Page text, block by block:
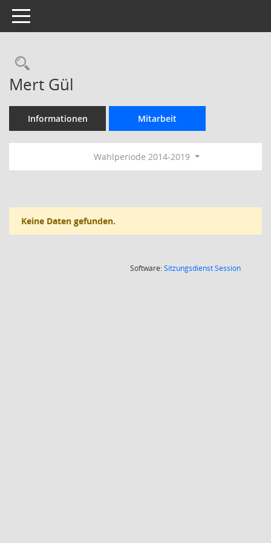
Toggle navigation
Rechercheauswahl
Mert Gül
Informationen Mitarbeit
Wahlperiode 2014-2019
Keine Daten gefunden.
Software:SitzungsdienstSession(Wird in